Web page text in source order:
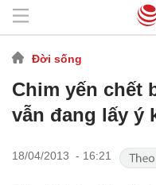
Đời sống
Chim yến chết
vẫn đang lấy ý
18/04/2013 - 16:21